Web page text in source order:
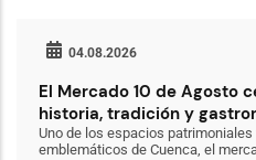
04.08.2026
El Mercado 10 de Agosto
historia, tradición y
Uno de los espacios
emblemáticos de Cuenca, el